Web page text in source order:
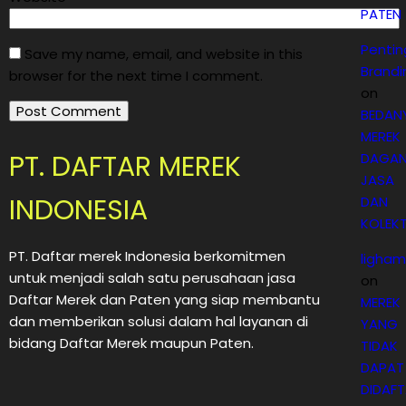
Save my name, email, and website in this
browser for the next time I comment.
PATEN
on
MEREK
JASA
DAN
on
MEREK
YANG
TIDAK
DAPAT
PT. DAFTAR MEREK
INDONESIA
PT. Daftar merek Indonesia berkomitmen
untuk menjadi salah satu perusahaan jasa
Daftar Merek dan Paten yang siap membantu
dan memberikan solusi dalam hal layanan di
bidang Daftar Merek maupun Paten.